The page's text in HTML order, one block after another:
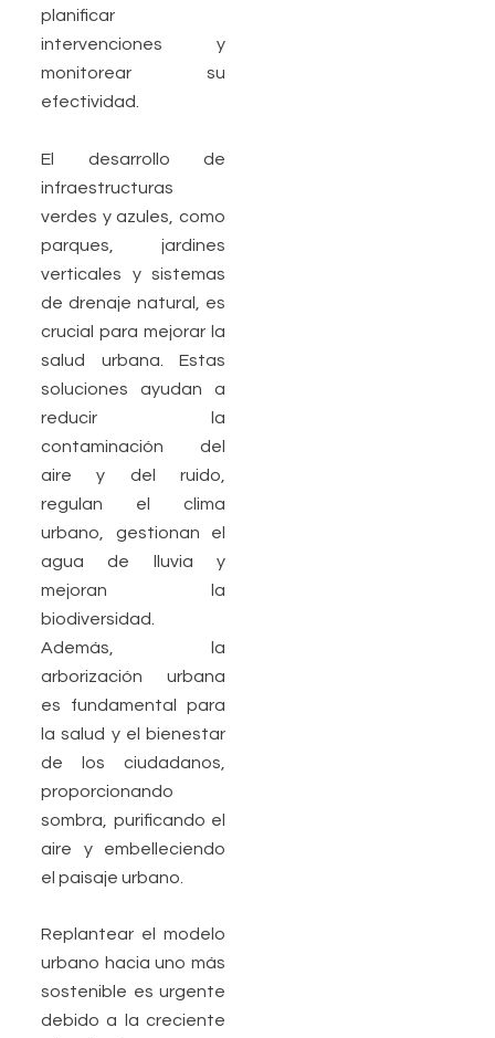
planificar
intervenciones y
monitorear su
efectividad.
El desarrollo de
infraestructuras
verdes y azules, como
parques, jardines
verticales y sistemas
de drenaje natural, es
crucial para mejorar la
salud urbana. Estas
soluciones ayudan a
reducir la
contaminación del
aire y del ruido,
regulan el clima
urbano, gestionan el
agua de lluvia y
mejoran la
biodiversidad.
Además, la
arborización urbana
es fundamental para
la salud y el bienestar
de los ciudadanos,
proporcionando
sombra, purificando el
aire y embelleciendo
el paisaje urbano.
Replantear el modelo
urbano hacia uno más
sostenible es urgente
debido a la creciente